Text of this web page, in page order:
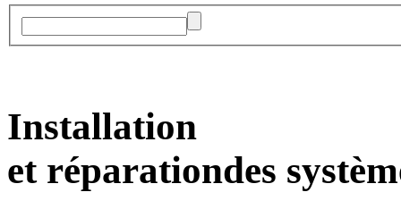
Installation
et réparationdes